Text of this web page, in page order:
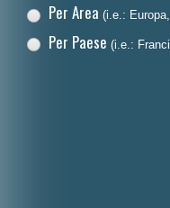
Dansk
Per Area (i.e.:
Per Paese (i.e.: